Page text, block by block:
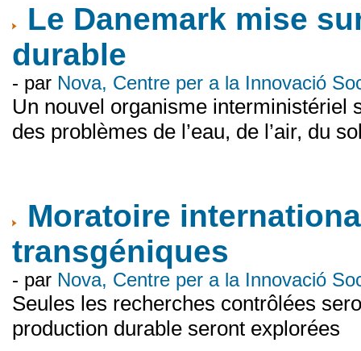
Le Danemark mise
durable
- par Nova, Centre per a la Innovació
Un nouvel organisme interministériel
des problèmes de l’eau, de l’air, du
Moratoire
transgéniques
- par Nova, Centre per a la Innovació
Seules les recherches contrôlées
production durable seront explorées